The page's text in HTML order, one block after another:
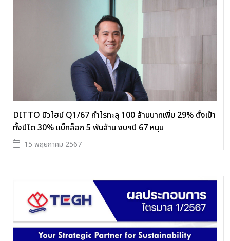
DITTO นิวไฮน์ Q1/67 กำไรทะลุ 100 ล้านบาทเพิ่ม 29% ตั้งเป้า
ทั้งปีโต 30% แบ็กล็อก 5 พันล้าน งบฯปี 67 หนุน
15 พฤษภาคม 2567